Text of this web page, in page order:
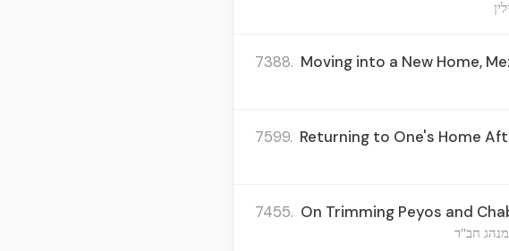
7388. Moving into a New Home,
7599. Returning to One's Home
7455. On Trimming Peyos and
חב"ד